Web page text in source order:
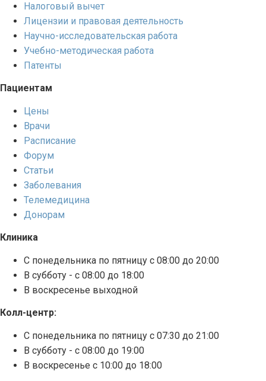
Налоговый вычет
Лицензии и правовая деятельность
Научно-исследовательская работа
Учебно-методическая работа
Патенты
Пациентам
Цены
Врачи
Расписание
Форум
Статьи
Заболевания
Телемедицина
Донорам
Клиника
С понедельника по пятницу с 08:00 до 20:00
В субботу - с 08:00 до 18:00
В воскресенье выходной
Колл-центр:
С понедельника по пятницу с 07:30 до 21:00
В субботу - с 08:00 до 19:00
В воскресенье с 10:00 до 18:00